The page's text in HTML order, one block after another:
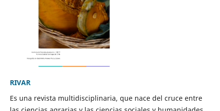
RIVAR
Es una revista multidisciplinaria, que nace del cruce entre